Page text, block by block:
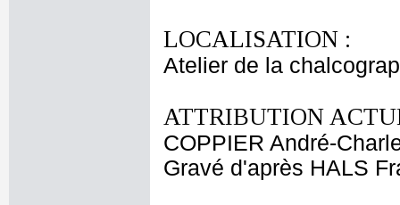
LOCALISATION :
Atelier de la
ATTRIBUTION
COPPIER André-
Gravé d'après HALS